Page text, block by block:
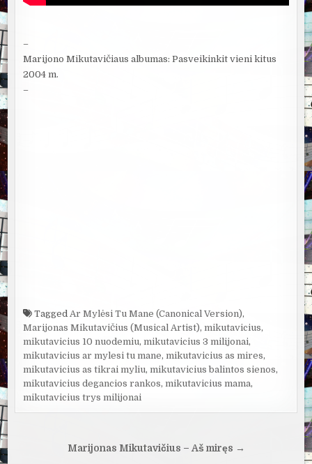
–
Marijono Mikutavičiaus albumas: Pasveikinkit vieni kitus
2004 m.
–
TaggedAr Mylėsi Tu Mane (Canonical Version),
Marijonas Mikutavičius (Musical Artist),mikutavicius,
mikutavicius 10 nuodemiu,mikutavicius 3 milijonai,
mikutavicius ar mylesi tu mane,mikutavicius as mires,
mikutavicius as tikrai myliu,mikutavicius balintos sienos,
mikutavicius degancios rankos,mikutavicius mama,
mikutavicius trys milijonai
NavigacijaMarijonas Mikutavičius – Aš miręs →